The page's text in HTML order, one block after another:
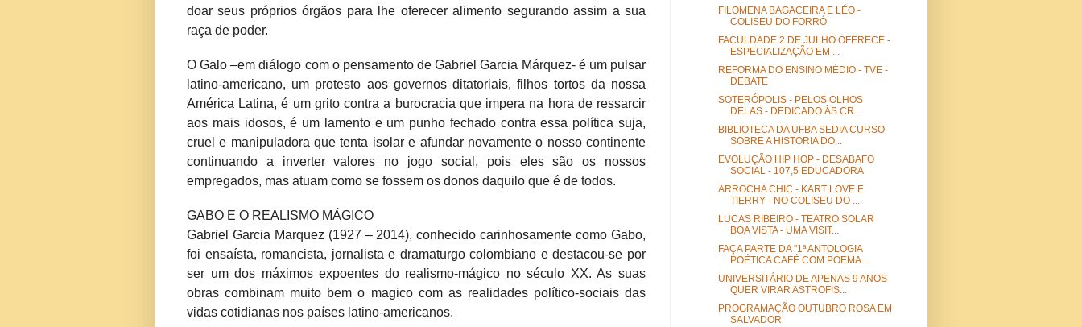
doar seus próprios órgãos para lhe oferecer alimento segurando assim a sua
raça de poder.
O Galo –em diálogo com o pensamento de Gabriel Garcia Márquez- é um pulsar
latino-americano, um protesto aos governos ditatoriais, filhos tortos da nossa
América Latina, é um grito contra a burocracia que impera na hora de ressarcir
aos mais idosos, é um lamento e um punho fechado contra essa política suja,
cruel e manipuladora que tenta isolar e afundar novamente o nosso continente
continuando a inverter valores no jogo social, pois eles são os nossos
empregados, mas atuam como se fossem os donos daquilo que é de todos.
GABO E O REALISMO MÁGICO
Gabriel Garcia Marquez (1927 – 2014), conhecido carinhosamente como Gabo,
foi ensaísta, romancista, jornalista e dramaturgo colombiano e destacou-se por
ser um dos máximos expoentes do realismo-mágico no século XX. As suas
obras combinam muito bem o magico com as realidades político-sociais das
vidas cotidianas nos países latino-americanos.
FILOMENA BAGACEIRA E LÉO -
COLISEU DO FORRÓ
FACULDADE 2 DE JULHO OFERECE -
ESPECIALIZAÇÃO EM ...
REFORMA DO ENSINO MÉDIO - TVE -
DEBATE
SOTERÓPOLIS - PELOS OLHOS
DELAS - DEDICADO ÀS CR...
BIBLIOTECA DA UFBA SEDIA CURSO
SOBRE A HISTÓRIA DO...
EVOLUÇÃO HIP HOP - DESABAFO
SOCIAL - 107,5 EDUCADORA
ARROCHA CHIC - KART LOVE E
TIERRY - NO COLISEU DO ...
LUCAS RIBEIRO - TEATRO SOLAR
BOA VISTA - UMA VISIT...
FAÇA PARTE DA "1ª ANTOLOGIA
POÉTICA CAFÉ COM POEMA...
UNIVERSITÁRIO DE APENAS 9 ANOS
QUER VIRAR ASTROFÍS...
PROGRAMAÇÃO OUTUBRO ROSA EM
SALVADOR